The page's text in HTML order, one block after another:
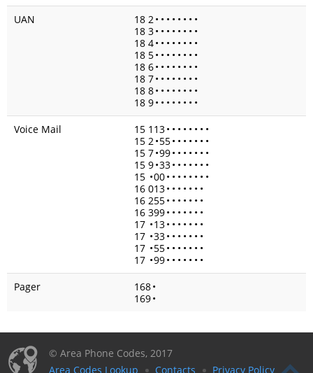
UAN
18 2• • • • • • • •
18 3• • • • • • • •
18 4• • • • • • • •
18 5• • • • • • • •
18 6• • • • • • • •
18 7• • • • • • • •
18 8• • • • • • • •
18 9• • • • • • • •
Voice Mail
15 113• • • • • • • •
15 2•55• • • • • • •
15 7•99• • • • • • •
15 9•33• • • • • • •
15 •00• • • • • • • •
16 013• • • • • • •
16 255• • • • • • •
16 399• • • • • • •
17 •13• • • • • • •
17 •33• • • • • • •
17 •55• • • • • • •
17 •99• • • • • • •
Pager
168•
169•
© Area Phone Codes, 2017
Area Codes Lookup
Contacts Privacy Policy